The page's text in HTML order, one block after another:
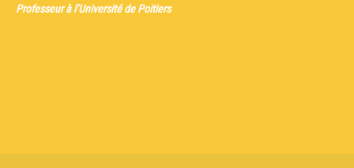
Professeur à l’Université de Poitiers